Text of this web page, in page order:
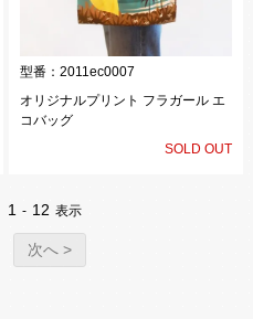
型番： 2011ec0007
オリジナルプリント フラガール エ
コバッグ
SOLD OUT
1 - 12 表示
次へ >